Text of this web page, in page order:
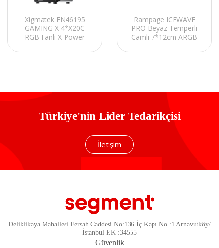
Xigmatek EN46195
GAMING X 4*X20C
RGB Fanlı X-Power
Gaming Oyuncu Kasası
Rampage ICEWAVE
PRO Beyaz Temperli
Camlı 7*12cm ARGB
Transparan ATX
Türkiye'nin Lider Tedarikçisi
İletişim
Deliklikaya Mahallesi Fersah Caddesi No:136 İç Kapı No :1 Arnavutköy/
İstanbul P.K :34555
Güvenlik